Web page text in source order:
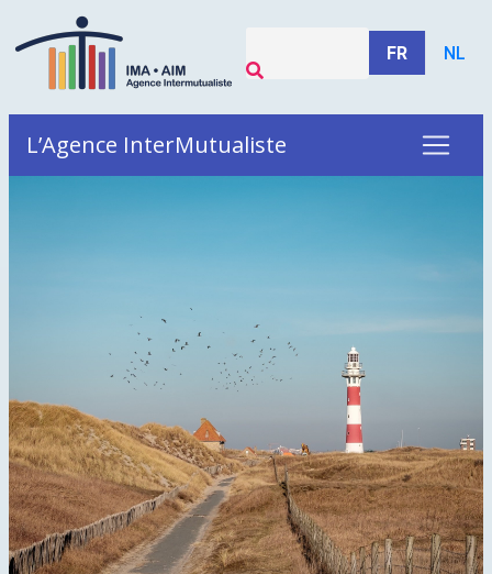
FR NL
L’Agence InterMutualiste